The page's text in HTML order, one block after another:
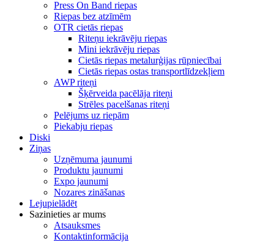
Press On Band riepas
Riepas bez atzīmēm
OTR cietās riepas
Riteņu iekrāvēju riepas
Mini iekrāvēju riepas
Cietās riepas metalurģijas rūpniecībai
Cietās riepas ostas transportlīdzekļiem
AWP riteņi
Šķērveida pacēlāja riteņi
Strēles pacelšanas riteņi
Pelējums uz riepām
Piekabju riepas
Diski
Ziņas
Uzņēmuma jaunumi
Produktu jaunumi
Expo jaunumi
Nozares zināšanas
Lejupielādēt
Sazinieties ar mums
Atsauksmes
Kontaktinformācija